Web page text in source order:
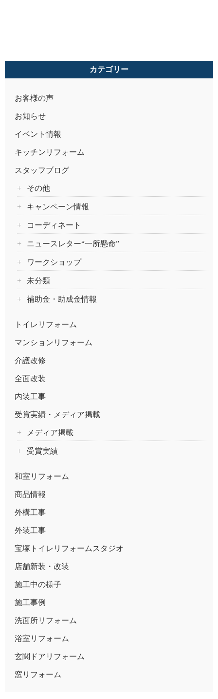
カテゴリー
お客様の声
お知らせ
イベント情報
キッチンリフォーム
スタッフブログ
その他
キャンペーン情報
コーディネート
ニュースレター“一所懸命”
ワークショップ
未分類
補助金・助成金情報
トイレリフォーム
マンションリフォーム
介護改修
全面改装
内装工事
受賞実績・メディア掲載
メディア掲載
受賞実績
和室リフォーム
商品情報
外構工事
外装工事
宝塚トイレリフォームスタジオ
店舗新装・改装
施工中の様子
施工事例
洗面所リフォーム
浴室リフォーム
玄関ドアリフォーム
窓リフォーム